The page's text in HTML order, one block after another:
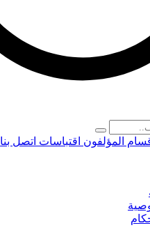
المؤلفون اقتباسات اتصل بنا